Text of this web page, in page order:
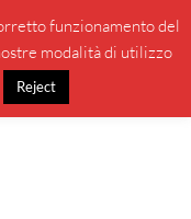
MENU
funzionamento del
modalità di utilizzo
Reject